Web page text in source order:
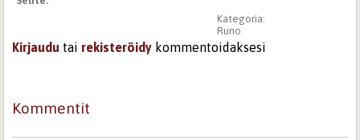
Kategoria:
Runo
Kirjaudu tai rekisteröidy kommentoidaksesi
Kommentit